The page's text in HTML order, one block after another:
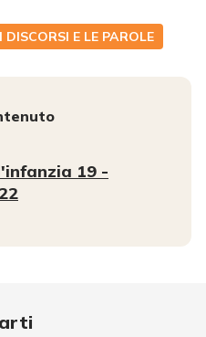
I DISCORSI E LE PAROLE
19 -